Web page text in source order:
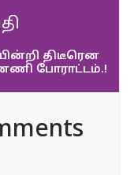
திடீரென
போராட்டம்.!